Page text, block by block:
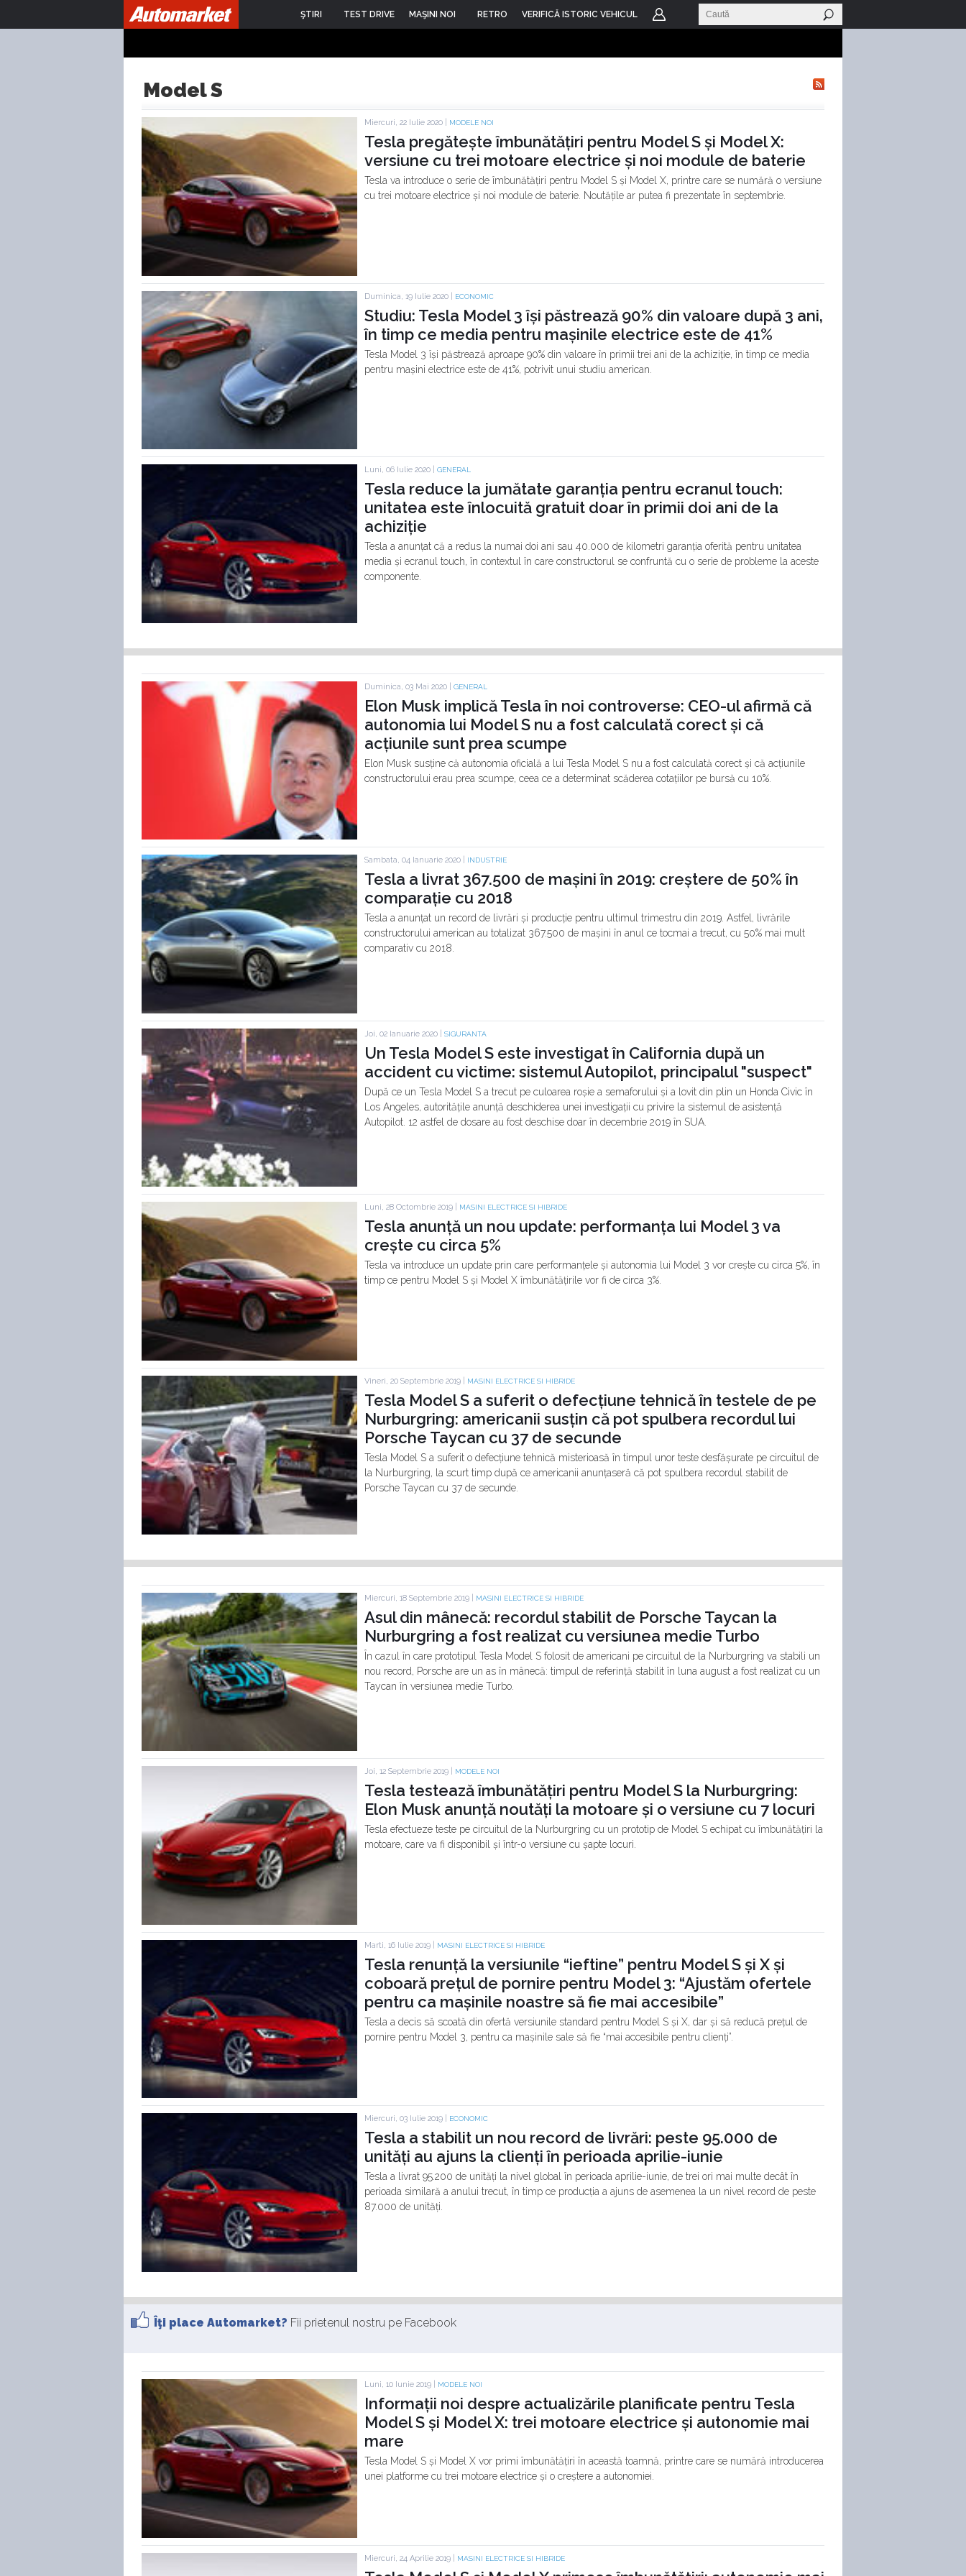
ŞTIRI TEST DRIVE MAŞINI NOI RETRO VERIFICĂ ISTORIC VEHICUL
Model S
Miercuri, 22 Iulie 2020 | MODELE NOI
Tesla pregătește îmbunătățiri pentru Model S și Model X:
versiune cu trei motoare electrice și noi module de baterie
Tesla va introduce o serie de îmbunătățiri pentru Model S și Model X, printre care se numără o versiune
cu trei motoare electrice și noi module de baterie. Noutățile ar putea fi prezentate în septembrie.
Duminica, 19 Iulie 2020 | ECONOMIC
Studiu: Tesla Model 3 își păstrează 90% din valoare după 3 ani,
în timp ce media pentru mașinile electrice este de 41%
Tesla Model 3 își păstrează aproape 90% din valoare în primii trei ani de la achiziție, în timp ce media
pentru mașini electrice este de 41%, potrivit unui studiu american.
Luni, 06 Iulie 2020 | GENERAL
Tesla reduce la jumătate garanția pentru ecranul touch:
unitatea este înlocuită gratuit doar în primii doi ani de la
achiziție
Tesla a anunțat că a redus la numai doi ani sau 40.000 de kilometri garanția oferită pentru unitatea
media și ecranul touch, în contextul în care constructorul se confruntă cu o serie de probleme la aceste
componente.
Duminica, 03 Mai 2020 | GENERAL
Elon Musk implică Tesla în noi controverse: CEO-ul afirmă că
autonomia lui Model S nu a fost calculată corect și că
acțiunile sunt prea scumpe
Elon Musk susține că autonomia oficială a lui Tesla Model S nu a fost calculată corect și că acțiunile
constructorului erau prea scumpe, ceea ce a determinat scăderea cotațiilor pe bursă cu 10%.
Sambata, 04 Ianuarie 2020 | INDUSTRIE
Tesla a livrat 367.500 de mașini în 2019: creștere de 50% în
comparație cu 2018
Tesla a anunțat un record de livrări și producție pentru ultimul trimestru din 2019. Astfel, livrările
constructorului american au totalizat 367.500 de mașini în anul ce tocmai a trecut, cu 50% mai mult
comparativ cu 2018.
Joi, 02 Ianuarie 2020 | SIGURANTA
Un Tesla Model S este investigat în California după un
accident cu victime: sistemul Autopilot, principalul "suspect"
După ce un Tesla Model S a trecut pe culoarea roșie a semaforului și a lovit din plin un Honda Civic în
Los Angeles, autoritățile anunță deschiderea unei investigații cu privire la sistemul de asistență
Autopilot. 12 astfel de dosare au fost deschise doar în decembrie 2019 în SUA.
Luni, 28 Octombrie 2019 | MASINI ELECTRICE SI HIBRIDE
Tesla anunță un nou update: performanța lui Model 3 va
crește cu circa 5%
Tesla va introduce un update prin care performanțele și autonomia lui Model 3 vor crește cu circa 5%, în
timp ce pentru Model S și Model X îmbunătățirile vor fi de circa 3%.
Vineri, 20 Septembrie 2019 | MASINI ELECTRICE SI HIBRIDE
Tesla Model S a suferit o defecțiune tehnică în testele de pe
Nurburgring: americanii susțin că pot spulbera recordul lui
Porsche Taycan cu 37 de secunde
Tesla Model S a suferit o defecțiune tehnică misterioasă în timpul unor teste desfășurate pe circuitul de
la Nurburgring, la scurt timp după ce americanii anunțaseră că pot spulbera recordul stabilit de
Porsche Taycan cu 37 de secunde.
Miercuri, 18 Septembrie 2019 | MASINI ELECTRICE SI HIBRIDE
Asul din mânecă: recordul stabilit de Porsche Taycan la
Nurburgring a fost realizat cu versiunea medie Turbo
În cazul în care prototipul Tesla Model S folosit de americani pe circuitul de la Nurburgring va stabili un
nou record, Porsche are un as în mânecă: timpul de referință stabilit în luna august a fost realizat cu un
Taycan în versiunea medie Turbo.
Joi, 12 Septembrie 2019 | MODELE NOI
Tesla testează îmbunătățiri pentru Model S la Nurburgring:
Elon Musk anunță noutăți la motoare și o versiune cu 7 locuri
Tesla efectueze teste pe circuitul de la Nurburgring cu un prototip de Model S echipat cu îmbunătățiri la
motoare, care va fi disponibil și într-o versiune cu șapte locuri.
Marti, 16 Iulie 2019 | MASINI ELECTRICE SI HIBRIDE
Tesla renunță la versiunile “ieftine” pentru Model S și X și
coboară prețul de pornire pentru Model 3: “Ajustăm ofertele
pentru ca mașinile noastre să fie mai accesibile”
Tesla a decis să scoată din ofertă versiunile standard pentru Model S și X, dar și să reducă prețul de
pornire pentru Model 3, pentru ca mașinile sale să fie “mai accesibile pentru clienți”.
Miercuri, 03 Iulie 2019 | ECONOMIC
Tesla a stabilit un nou record de livrări: peste 95.000 de
unități au ajuns la clienți în perioada aprilie-iunie
Tesla a livrat 95.200 de unități la nivel global în perioada aprilie-iunie, de trei ori mai multe decât în
perioada similară a anului trecut, în timp ce producția a ajuns de asemenea la un nivel record de peste
87.000 de unități.
Îţi place Automarket? Fii prietenul nostru pe Facebook
Luni, 10 Iunie 2019 | MODELE NOI
Informații noi despre actualizările planificate pentru Tesla
Model S și Model X: trei motoare electrice și autonomie mai
mare
Tesla Model S și Model X vor primi îmbunătățiri în această toamnă, printre care se numără introducerea
unei platforme cu trei motoare electrice și o creștere a autonomiei.
Miercuri, 24 Aprilie 2019 | MASINI ELECTRICE SI HIBRIDE